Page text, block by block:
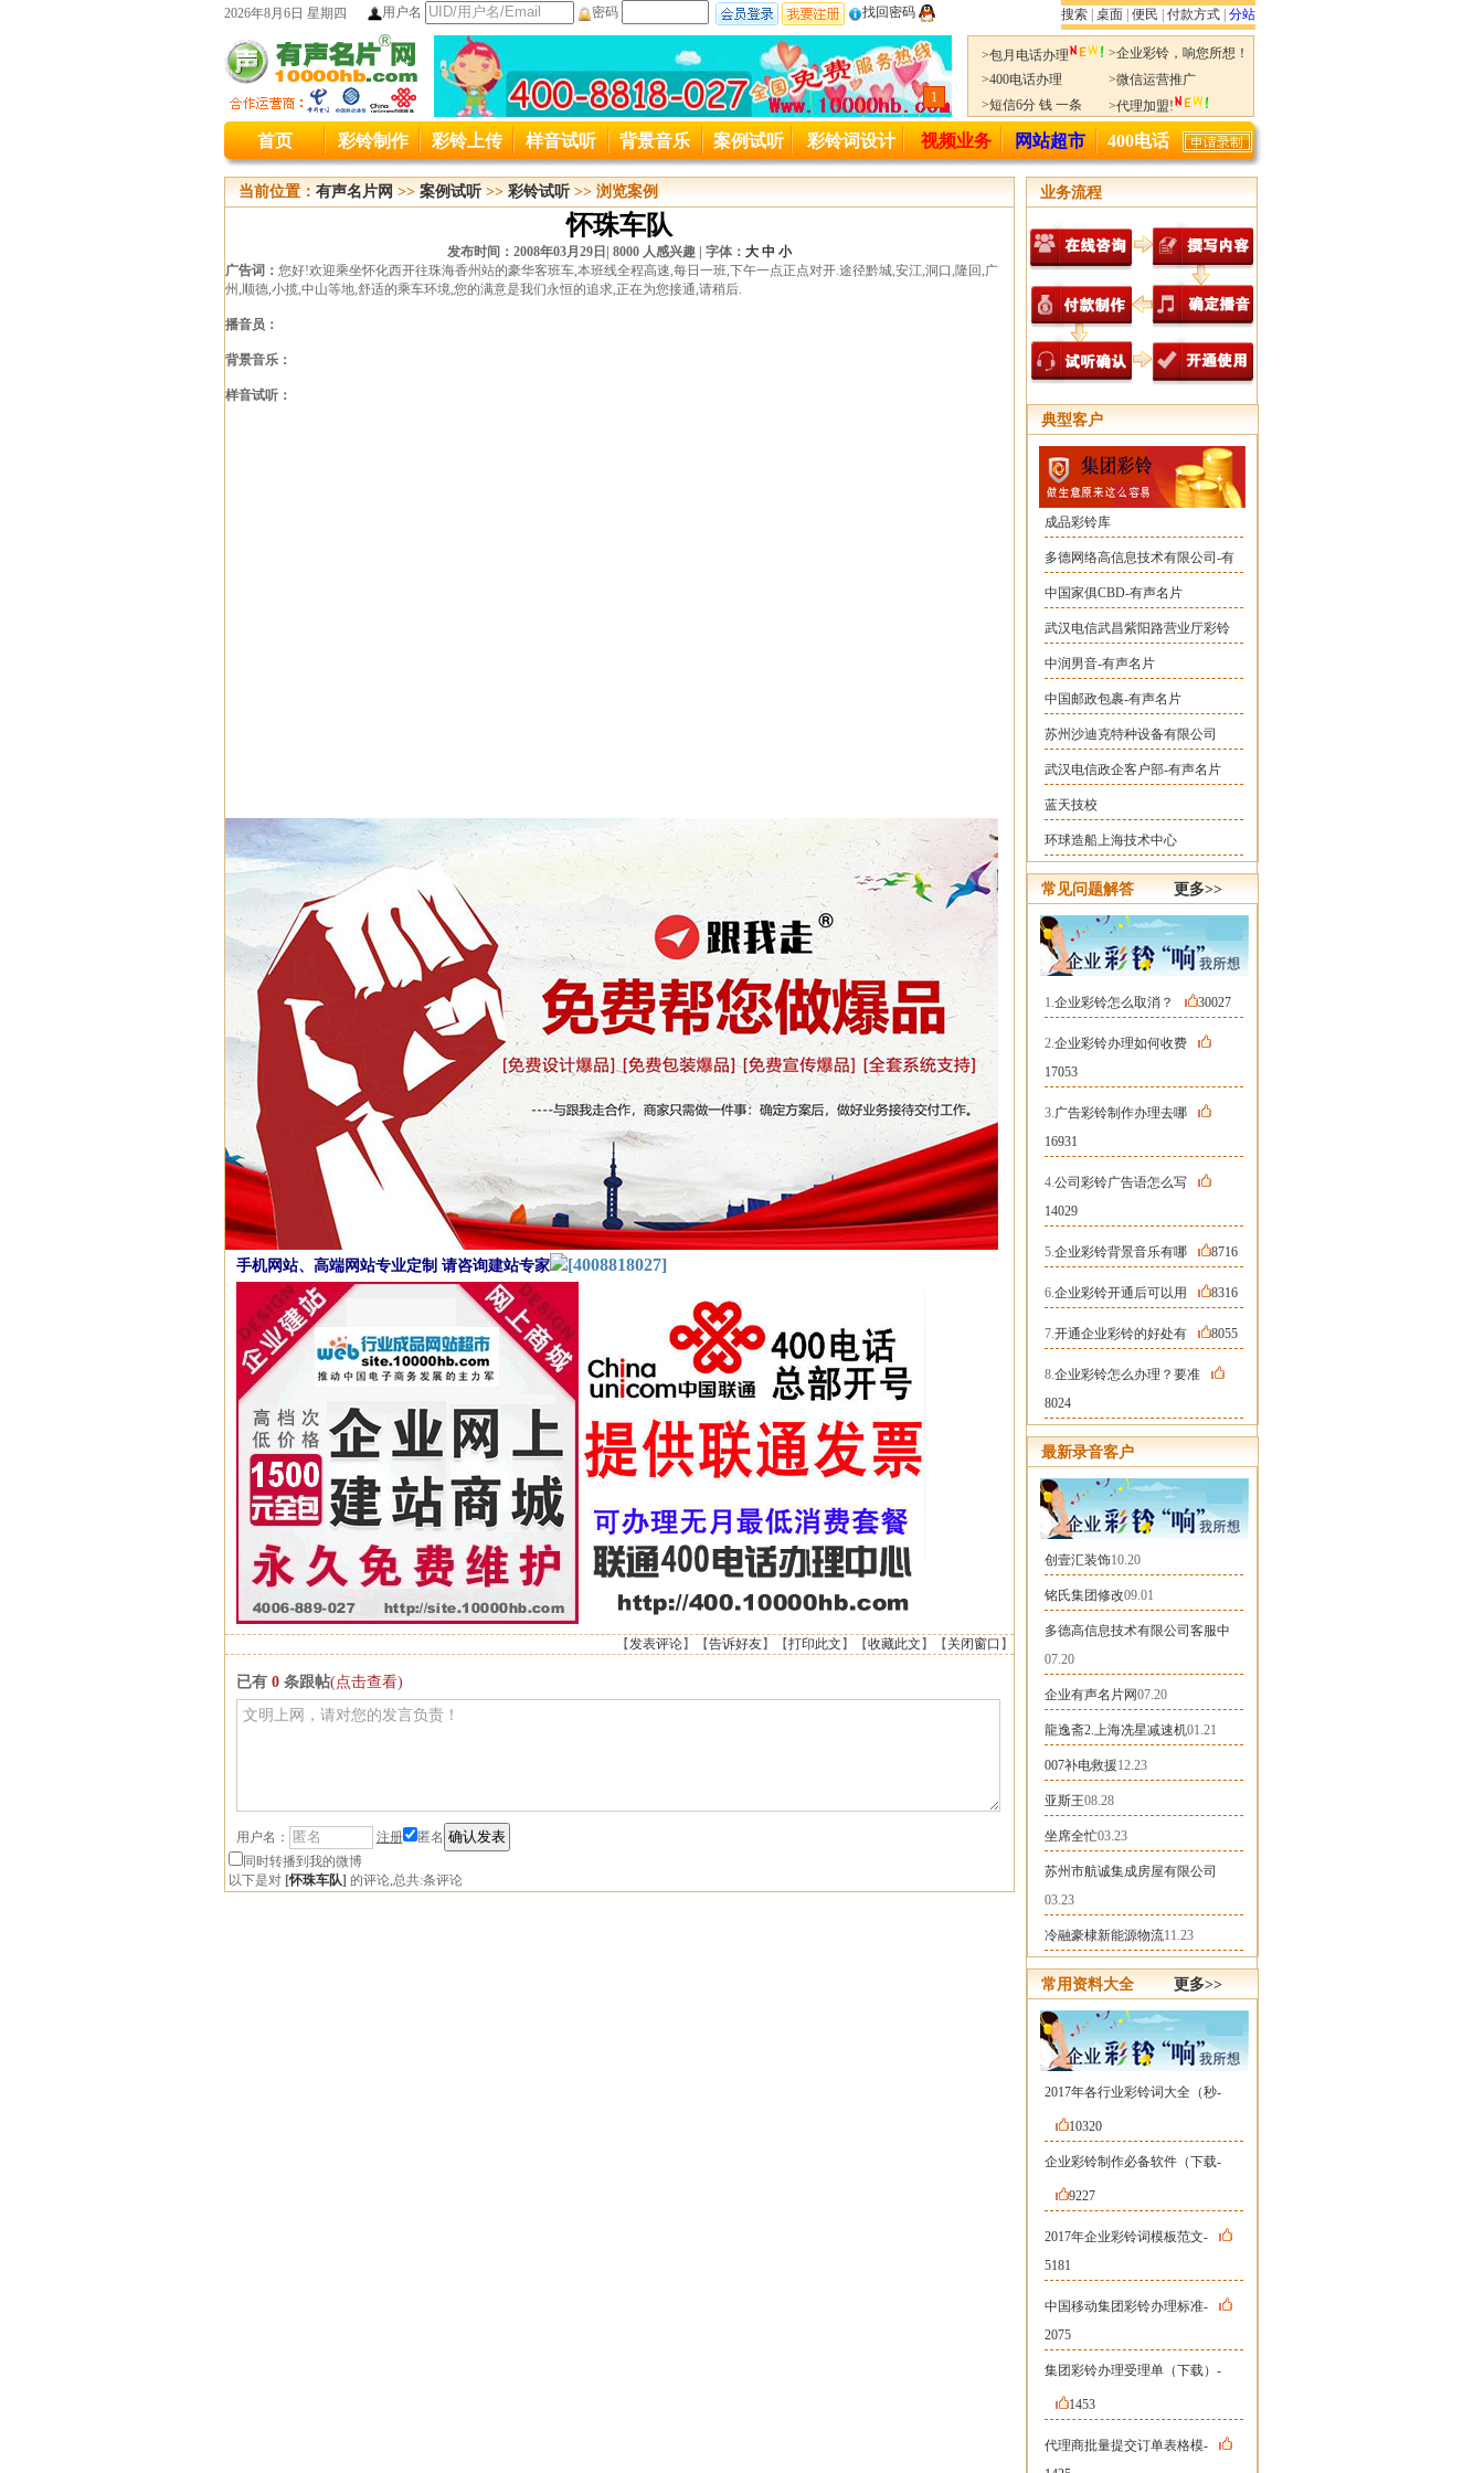
2026年8月6日 星期四 用户名 密码 找回密码 搜索| 桌面| 便民 付款方式| 分站
本站统一服务热线变更公司400-8818-027起用
本站原400接入号码4006889027变更为4008818027,特此通知。
1
>包月电话办理
>企业彩铃，响您所想！
>400电话办理
>微信运营推广
>短信6分 钱 一条
>代理加盟!
首页 彩铃制作 彩铃上传 样音试听 背景音乐 案例试听 彩铃词设计 视频业务 网站超市 400电话
当前位置：有声名片网>>案例试听>>彩铃试听>> 浏览案例
怀珠车队
发布时间：2008年03月29日| 8000 人感兴趣 | 字体： 大 中 小
广告词： 您好!欢迎乘坐怀化西开往珠海香州站的豪华客班车,本班线全程高速,每日一班,下午一点正点对开.途径黔城,安江,洞口,隆回,广
州,顺德,小揽,中山等地,舒适的乘车环境,您的满意是我们永恒的追求,正在为您接通,请稍后.
播音员：
背景音乐：
样音试听：
手机网站、高端网站专业定制 请咨询建站专家 [4008818027]
【发表评论】【告诉好友】【打印此文 】【收藏此文 】【 关闭窗口 】
已有 0条跟帖(点击查看)
用户名： 注册
匿名
同时转播到我的微博
以下是对 [怀珠车队] 的评论,总共:条评论
业务流程
典型客户
成品彩铃库
多德网络高信息技术有限公司-有
中国家俱CBD-有声名片
武汉电信武昌紫阳路营业厅彩铃
中润男音-有声名片
中国邮政包裹-有声名片
苏州沙迪克特种设备有限公司
武汉电信政企客户部-有声名片
蓝天技校
环球造船上海技术中心
常见问题解答更多>>
1.企业彩铃怎么取消？ 30027
2.企业彩铃办理如何收费
17053
3.广告彩铃制作办理去哪
16931
4.公司彩铃广告语怎么写
14029
5.企业彩铃背景音乐有哪 8716
6.企业彩铃开通后可以用 8316
7.开通企业彩铃的好处有 8055
8.企业彩铃怎么办理？要准
8024
最新录音客户
创壹汇装饰10.20
铭氏集团修改09.01
多德高信息技术有限公司客服中
07.20
企业有声名片网07.20
龍逸斋2.上海冼星减速机01.21
007补电救援12.23
亚斯王08.28
坐席全忙03.23
苏州市航诚集成房屋有限公司
03.23
冷融豪棣新能源物流11.23
常用资料大全更多>>
2017年各行业彩铃词大全（秒-
10320
企业彩铃制作必备软件（下载-
9227
2017年企业彩铃词模板范文-
5181
中国移动集团彩铃办理标准-
2075
集团彩铃办理受理单（下载）-
1453
代理商批量提交订单表格模-